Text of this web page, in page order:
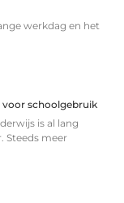
werkdag en het
voor schoolgebruik
is al lang
Steeds meer